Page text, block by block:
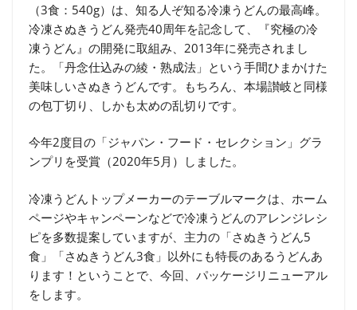
（3食：540g）は、知る人ぞ知る冷凍うどんの最高峰。
冷凍さぬきうどん発売40周年を記念して、『究極の冷
凍うどん』の開発に取組み、2013年に発売されまし
た。「丹念仕込みの綾・熟成法」という手間ひまかけた
美味しいさぬきうどんです。もちろん、本場讃岐と同様
の包丁切り、しかも太めの乱切りです。
今年2度目の「ジャパン・フード・セレクション」グラ
ンプリを受賞（2020年5月）しました。
冷凍うどんトップメーカーのテーブルマークは、ホーム
ページやキャンペーンなどで冷凍うどんのアレンジレシ
ピを多数提案していますが、主力の「さぬきうどん5
食」「さぬきうどん3食」以外にも特長のあるうどんあ
ります！ということで、今回、パッケージリニューアル
をします。